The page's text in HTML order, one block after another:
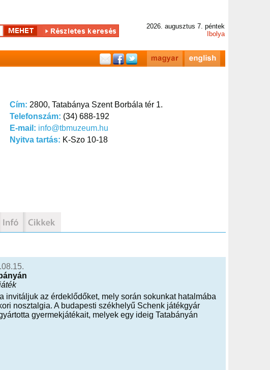
2026. augusztus 7. péntek
Ibolya
Cím: 2800, Tatabánya Szent Borbála tér 1.
Telefonszám: (34) 688-192
E-mail: info@tbmuzeum.hu
Nyitva tartás: K-Szo 10-18
invitáljuk az érdeklődőket, mely során sokunkat hatalmába
nosztalgia. A budapesti székhelyű Schenk játékgyár
gyermekjátékait, melyek egy ideig Tatabányán